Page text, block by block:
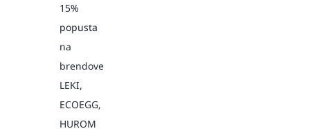
15%
popusta
na
brendove
LEKI,
ECOEGG,
HUROM